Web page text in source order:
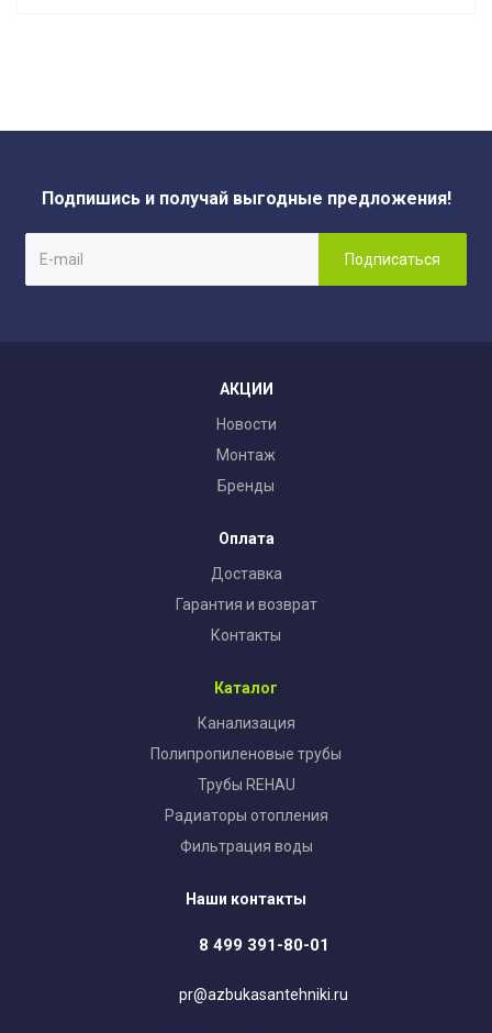
Подпишись и получай выгодные предложения!
АКЦИИ
Новости
Монтаж
Бренды
Оплата
Доставка
Гарантия и возврат
Контакты
Каталог
Канализация
Полипропиленовые трубы
Трубы REHAU
Радиаторы отопления
Фильтрация воды
Наши контакты
8 499 391-80-01
pr@azbukasantehniki.ru